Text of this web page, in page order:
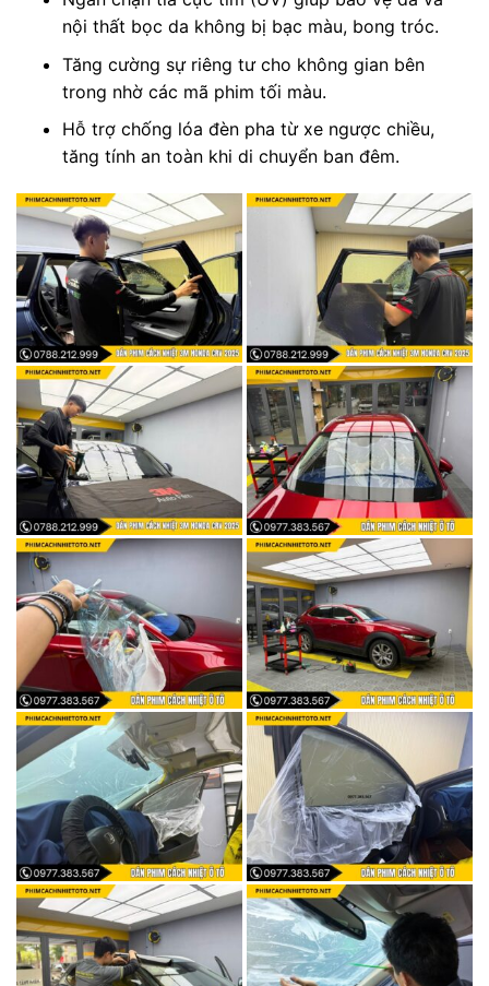
nội thất bọc da không bị bạc màu, bong tróc.
Tăng cường sự riêng tư cho không gian bên
trong nhờ các mã phim tối màu.
Hỗ trợ chống lóa đèn pha từ xe ngược chiều,
tăng tính an toàn khi di chuyển ban đêm.